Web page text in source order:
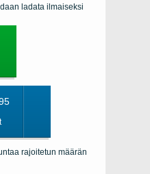
ladata ilmaiseksi
rajoitetun määrän